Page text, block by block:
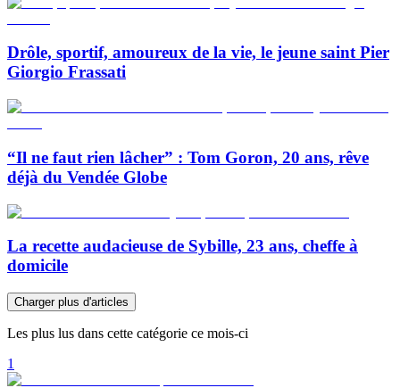
Drôle, sportif, amoureux de la vie, le jeune saint Pier
Giorgio Frassati
“Il ne faut rien lâcher” : Tom Goron, 20 ans, rêve
déjà du Vendée Globe
La recette audacieuse de Sybille, 23 ans, cheffe à
domicile
Charger plus d'articles
Les plus lus dans cette catégorie ce mois-ci
1